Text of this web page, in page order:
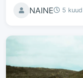
NAINE 5